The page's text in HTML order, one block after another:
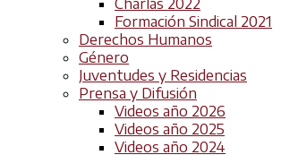
Charlas 2022
Formación Sindical 2021
Derechos Humanos
Género
Juventudes y Residencias
Prensa y Difusión
Videos año 2026
Videos año 2025
Videos año 2024